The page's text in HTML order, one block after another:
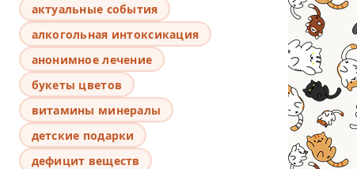
актуальные события
алкогольная интоксикация
анонимное лечение
букеты цветов
витамины минералы
детские подарки
дефицит веществ